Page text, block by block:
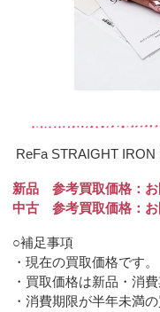
ReFa STRAIGHT
新品 参考買取価格：お
中古 参考買取価格：お
○補足事項
・現在の買取価格です。
・買取価格は新品・消
・消費期限が半年未満